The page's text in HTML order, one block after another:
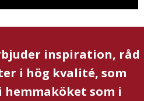
inspiration, råd
i hög kvalité, som
hemmaköket som i